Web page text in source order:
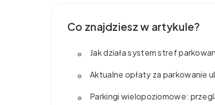
Co znajdziesz w artykule?
Jak działa system stref
Aktualne opłaty za parkowanie
Parkingi wielopoziomowe: